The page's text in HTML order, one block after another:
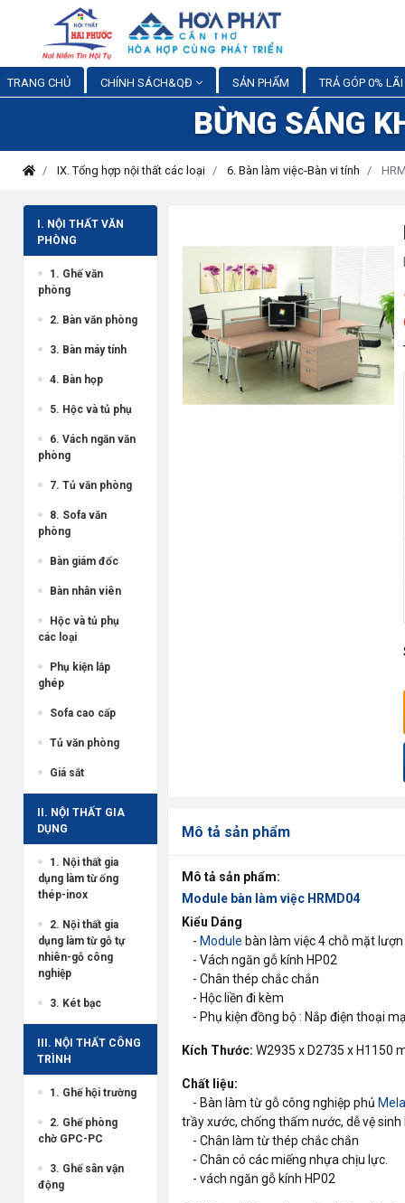
TRANG CHỦ CHÍNH SÁCH&QĐ SẢN PHẨM TRẢ GÓP 0% LÃI
BỪNG SÁNG
IX. Tổng hợp nội thất các loại 6. Bàn làm việc-Bàn vi tính
I. NỘI THẤT VĂN
PHÒNG
1. Ghế văn
phòng
2. Bàn văn phòng
3. Bàn máy tính
4. Bàn họp
5. Hộc và tủ phụ
6. Vách ngăn văn
phòng
7. Tủ văn phòng
8. Sofa văn
phòng
Bàn giám đốc
Bàn nhân viên
Hộc và tủ phụ
các loại
Phụ kiện lắp
ghép
Sofa cao cấp
Tủ văn phòng
Giá sắt
II. NỘI THẤT GIA
DỤNG
1. Nội thất gia
dụng làm từ ống
thép-inox
2. Nội thất gia
dụng làm từ gỗ tự
nhiên-gỗ công
nghiệp
3. Két bạc
III. NỘI THẤT CÔNG
TRÌNH
1. Ghế hội trường
2. Ghế phòng
chờ GPC-PC
3. Ghế sân vận
động
Mô tả sản phẩm
Mô tả sản phẩm:
Module bàn làm việc HRMD04
Kiểu Dáng
- Module bàn làm việc 4 chỗ mặt
- Vách ngăn gỗ kính HP02
- Chân thép chắc chắn
- Hộc liền đi kèm
- Phụ kiện đồng bộ : Nắp điện thoại
Kích Thước: W2935 x D2735 x H1150
Chất liệu:
- Bàn làm từ gỗ công nghiệp phủ
trầy xước, chống thấm nước, dễ vệ sinh
- Chân làm từ thép chắc chắn
- Chân có các miếng nhựa chịu lực.
- vách ngăn gỗ kính HP02